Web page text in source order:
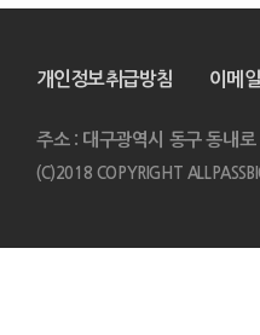
개인정보취급방침 이메
주소 : 대구광역시 동구 동내
(C)2018 COPYRIGHT